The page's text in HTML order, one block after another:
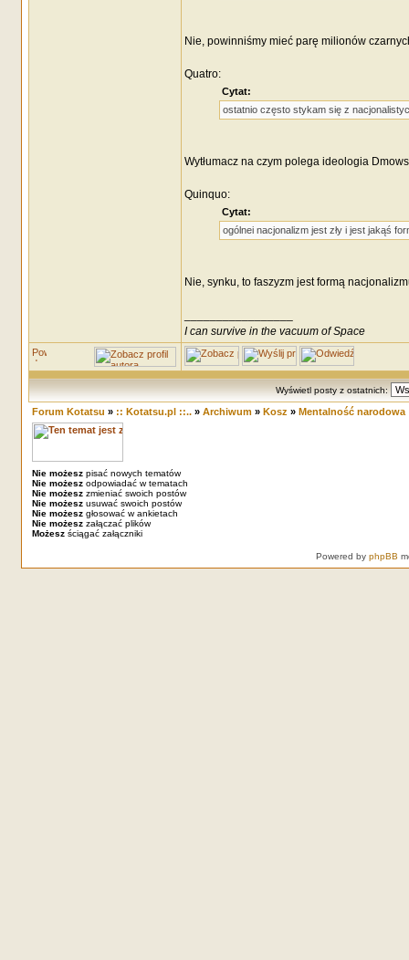
Nie, powinniśmy mieć parę milionów
Quatro:
Cytat:
ostatnio często stykam się z
Wytłumacz na czym polega ideologia
Quinquo:
Cytat:
ogólnei nacjonalizm jest zły i jest jakąś
Nie, synku, to faszyzm jest formą
I can survive in the vacuum of Space
Wyświetl posty z ostatnich:
Forum Kotatsu » :: Kotatsu.pl ::..» Archiwum» Kosz » Mentalność narodowa
Nie możeszpisać nowych tematów
Nie możeszodpowiadać w tematach
Nie możeszzmieniać swoich postów
Nie możeszusuwać swoich postów
Nie możeszgłosować w ankietach
Nie możeszzałączać plików
Możeszściągać załączniki
Powered by phpBB